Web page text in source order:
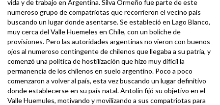
vida y de trabajo en Argentina. Silva Ormeño fue parte de este
numeroso grupo de compatriotas que recorrieron el vecino país
buscando un lugar donde asentarse. Se estableció en Lago Blanco,
muy cerca del Valle Huemeles en Chile, con un boliche de
provisiones. Pero las autoridades argentinas no vieron con buenos
ojos al numeroso contingente de chilenos que llegaba a su patria, y
comenzó una política de hostilización que hizo muy difícil la
permanencia de los chilenos en suelo argentino. Poco a poco
comenzaron a volver al país, esta vez buscando un lugar definitivo
donde establecerse en su país natal. Antolín fijó su objetivo en el
Valle Huemules, motivando y movilizando a sus compatriotas para